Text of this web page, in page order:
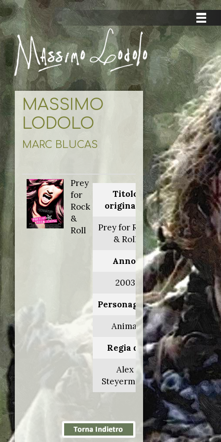
MASSIMO
LODOLO
MARC BLUCAS
Prey
for
Rock
&
Roll
Titolo
originale:
Prey for Rock
& Roll
Anno:
2003
Personaggio:
Animal
Regia di:
Alex
Steyermark